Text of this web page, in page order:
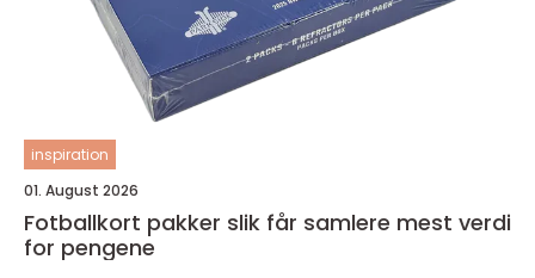
inspiration
01. August 2026
Fotballkort pakker slik får samlere mest verdi
for pengene